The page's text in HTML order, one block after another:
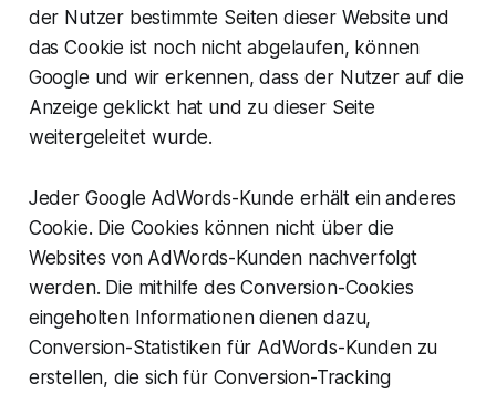
der Nutzer bestimmte Seiten dieser Website und
das Cookie ist noch nicht abgelaufen, können
Google und wir erkennen, dass der Nutzer auf die
Anzeige geklickt hat und zu dieser Seite
weitergeleitet wurde.
Jeder Google AdWords-Kunde erhält ein anderes
Cookie. Die Cookies können nicht über die
Websites von AdWords-Kunden nachverfolgt
werden. Die mithilfe des Conversion-Cookies
eingeholten Informationen dienen dazu,
Conversion-Statistiken für AdWords-Kunden zu
erstellen, die sich für Conversion-Tracking